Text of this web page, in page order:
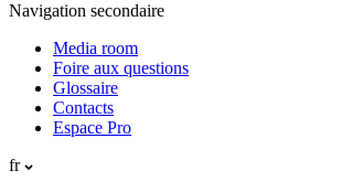
Navigation secondaire
Media room
Foire aux questions
Glossaire
Contacts
Espace Pro
fr